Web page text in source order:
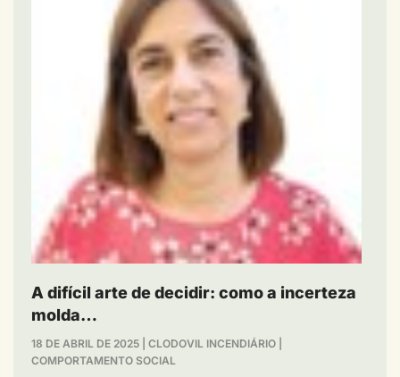
A difícil arte de decidir: como a incerteza
molda…
18 DE ABRIL DE 2025 CLODOVIL INCENDIÁRIO
COMPORTAMENTO SOCIAL